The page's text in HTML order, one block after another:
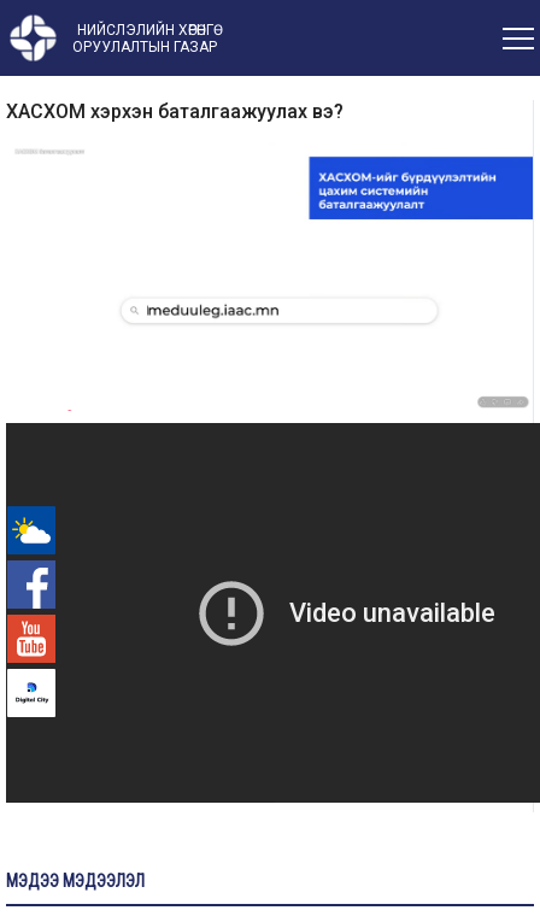
НИЙСЛЭЛИЙН ХӨРӨНГӨ
ОРУУЛАЛТЫН ГАЗАР
ХАСХОМ хэрхэн баталгаажуулах вэ?
МЭДЭЭ МЭДЭЭЛЭЛ